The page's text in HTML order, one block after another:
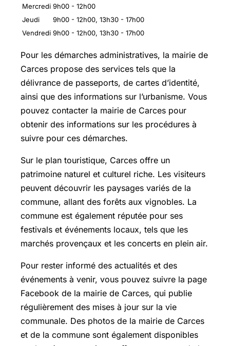
Mercredi 9h00 - 12h00
Jeudi
9h00 - 12h00, 13h30 - 17h00
Vendredi 9h00 - 12h00, 13h30 - 17h00
Pour les démarches administratives, la mairie de
Carces propose des services tels que la
délivrance de passeports, de cartes d’identité,
ainsi que des informations sur l’urbanisme. Vous
pouvez contacter la mairie de Carces pour
obtenir des informations sur les procédures à
suivre pour ces démarches.
Sur le plan touristique, Carces offre un
patrimoine naturel et culturel riche. Les visiteurs
peuvent découvrir les paysages variés de la
commune, allant des forêts aux vignobles. La
commune est également réputée pour ses
festivals et événements locaux, tels que les
marchés provençaux et les concerts en plein air.
Pour rester informé des actualités et des
événements à venir, vous pouvez suivre la page
Facebook de la mairie de Carces, qui publie
régulièrement des mises à jour sur la vie
communale. Des photos de la mairie de Carces
et de la commune sont également disponibles